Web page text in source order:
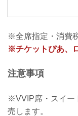
※全席指定・消費
※チケットぴあ、
注意事項
※VVIP席・スイー
売します。